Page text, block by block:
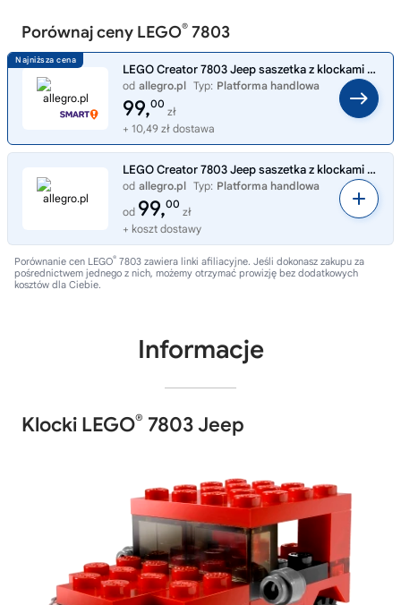
Porównaj ceny LEGO® 7803
LEGO Creator 7803 Jeep saszetka z klockami model wycofany
od allegro.pl Typ: Platforma handlowa
99,00
zł
+ 10,49 zł dostawa
LEGO Creator 7803 Jeep saszetka z klockami model wycofany
od allegro.pl Typ: Platforma handlowa
od 99,00
zł
+ koszt dostawy
Porównanie cen LEGO® 7803 zawiera linki afiliacyjne. Jeśli dokonasz zakupu za
pośrednictwem jednego z nich, możemy otrzymać prowizję bez dodatkowych
kosztów dla Ciebie.
Informacje
Klocki LEGO® 7803 Jeep